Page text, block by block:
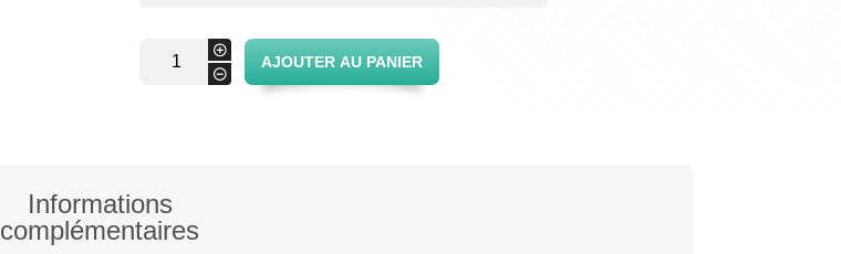
-
+
AJOUTER AU PANIER
Informations
complémentaires